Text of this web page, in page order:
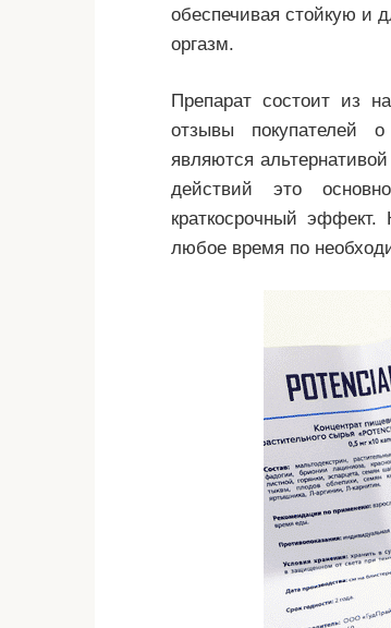
обеспечивая стойкую и
оргазм.
Препарат состоит из
отзывы покупателей
являются
действий это
краткосрочный
любое время по